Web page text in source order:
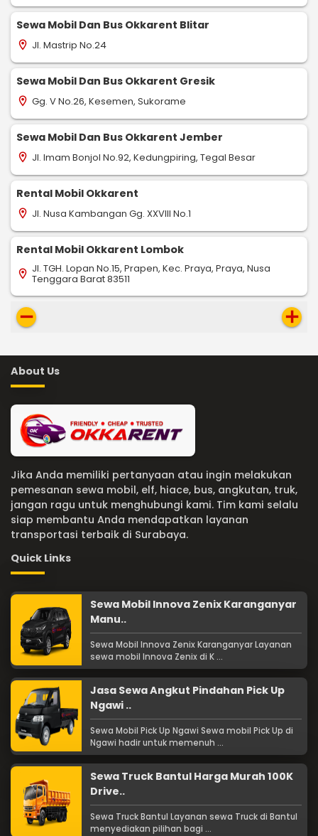
Sewa Mobil Dan Bus Okkarent Blitar
location_on Jl. Mastrip No.24
Sewa Mobil Dan Bus Okkarent Gresik
location_on Gg. V No.26, Kesemen, Sukorame
Sewa Mobil Dan Bus Okkarent Jember
location_on Jl. Imam Bonjol No.92, Kedungpiring, Tegal Besar
Rental Mobil Okkarent
location_on Jl. Nusa Kambangan Gg. XXVIII No.1
Rental Mobil Okkarent Lombok
location_on Jl. TGH. Lopan No.15, Prapen, Kec. Praya, Praya, Nusa
Tenggara Barat 83511
remove add
About Us
Jika Anda memiliki pertanyaan atau ingin melakukan
pemesanan sewa mobil, elf, hiace, bus, angkutan, truk,
jangan ragu untuk menghubungi kami. Tim kami selalu
siap membantu Anda mendapatkan layanan
transportasi terbaik di Surabaya.
Quick Links
Sewa Mobil Innova Zenix Karanganyar
Manu..
Sewa Mobil Innova Zenix Karanganyar Layanan
sewa mobil Innova Zenix di K ...
Jasa Sewa Angkut Pindahan Pick Up
Ngawi ..
Sewa Mobil Pick Up Ngawi Sewa mobil Pick Up di
Ngawi hadir untuk memenuh ...
Sewa Truck Bantul Harga Murah 100K
Drive..
Sewa Truck Bantul Layanan sewa Truck di Bantul
menyediakan pilihan bagi ...